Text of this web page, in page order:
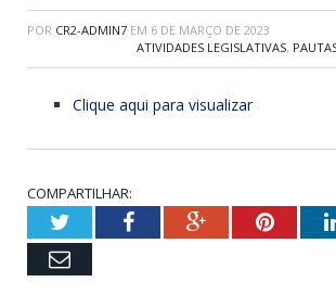
POR CR2-ADMIN7 EM 6 DE MARÇO DE 2023
ATIVIDADES LEGISLATIVAS,
Clique aqui para visualizar
COMPARTILHAR:
TwitterFacebookGoogle+
Email